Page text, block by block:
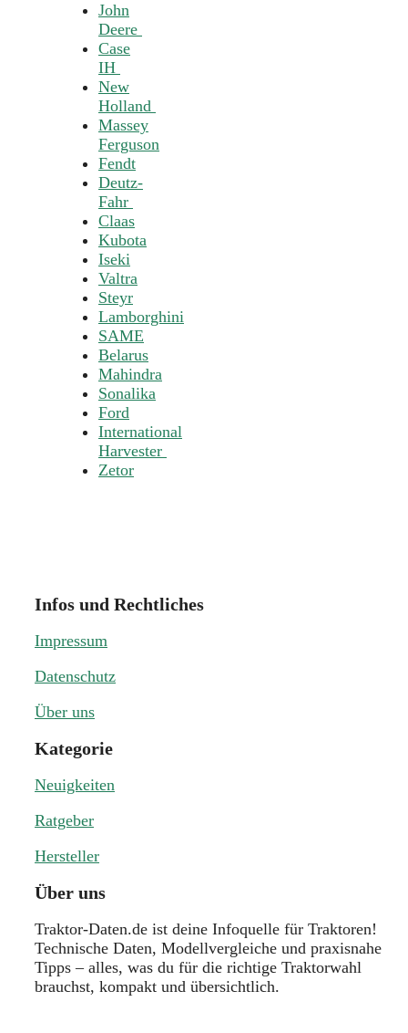
John
Deere
Case
IH
New
Holland
Massey
Ferguson
Fendt
Deutz-
Fahr
Claas
Kubota
Iseki
Valtra
Steyr
Lamborghini
SAME
Belarus
Mahindra
Sonalika
Ford
International
Harvester
Zetor
Infos und Rechtliches
Impressum
Datenschutz
Über uns
Kategorie
Neuigkeiten
Ratgeber
Hersteller
Über uns
Traktor-Daten.de ist deine Infoquelle für Traktoren!
Technische Daten, Modellvergleiche und praxisnahe
Tipps – alles, was du für die richtige Traktorwahl
brauchst, kompakt und übersichtlich.